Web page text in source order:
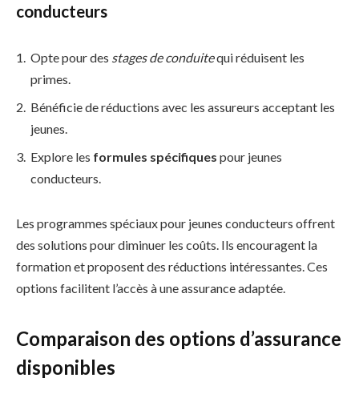
conducteurs
Opte pour des stages de conduitequi réduisent les
primes.
Bénéficie de réductions avec les assureurs acceptant les
jeunes.
Explore les formules spécifiques pour jeunes
conducteurs.
Les programmes spéciaux pour jeunes conducteurs offrent
des solutions pour diminuer les coûts. Ils encouragent la
formation et proposent des réductions intéressantes. Ces
options facilitent l’accès à une assurance adaptée.
Comparaison des options d’assurance
disponibles